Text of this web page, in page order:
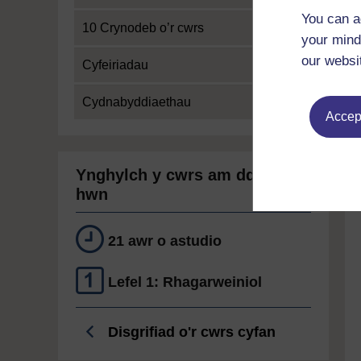
You can
your
our
10 Crynodeb o’r cwrs
Cyfeiriadau
Cydnabyddiaethau
Ynghylch y cwrs am ddim
hwn
21 awr o astudio
Lefel 1: Rhagarweiniol
Disgrifiad o'r cwrs cyfan